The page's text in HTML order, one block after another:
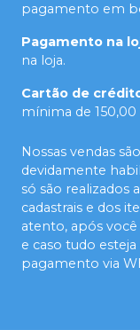
pagamento em
Pagamento na
na loja.
Cartão de
mínima de 150,00
Nossas vendas
devidamente
só são realizados
cadastrais e dos
atento, após
e caso tudo
pagamento via